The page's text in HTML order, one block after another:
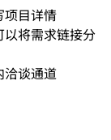
项目详情
将需求链接分
洽谈通道